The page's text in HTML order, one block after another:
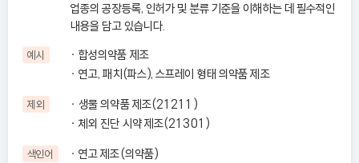
업종의 공장등록, 인허가 및 분류 기준을 이해하는 데 필수적인
내용을 담고 있습니다.
예시
합성의약품 제조
연고, 패치(파스), 스프레이 형태 의약품 제조
제외
생물 의약품 제조(21211)
체외 진단 시약 제조(21301)
색인어
연고 제조(의약품)